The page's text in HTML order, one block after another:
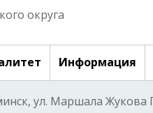
округа
Информация
ул. Маршала Жукова